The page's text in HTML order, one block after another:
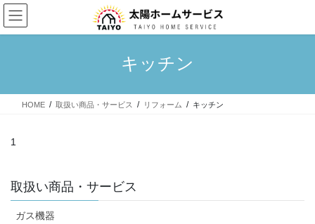
コ
ン
テ
ス
ナ
ビ
ゲ
ン
キッチン
HOME 取扱い商品・サービス リフォーム キッチン
1
取扱い商品・サービス
ガス機器